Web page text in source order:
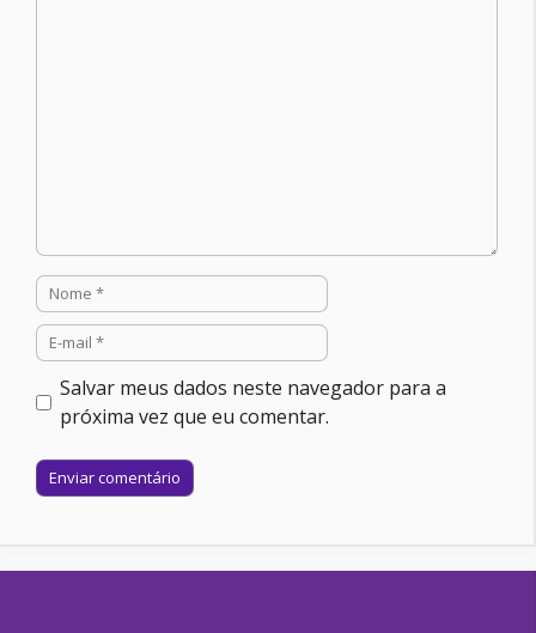
Nome
E-
mail
Salvar meus dados neste navegador para a
próxima vez que eu comentar.
Site